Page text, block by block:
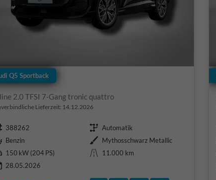
Q5 Sportback
line 2.0 TFSI 7-Gang tronic quattro
Lieferzeit: 14.12.2026
388262 Getriebe Automatik
Benzin Außenfarbe Mythosschwarz Metallic
150 kW (204 PS) Kilometerstand
11.000 km
28.05.2026